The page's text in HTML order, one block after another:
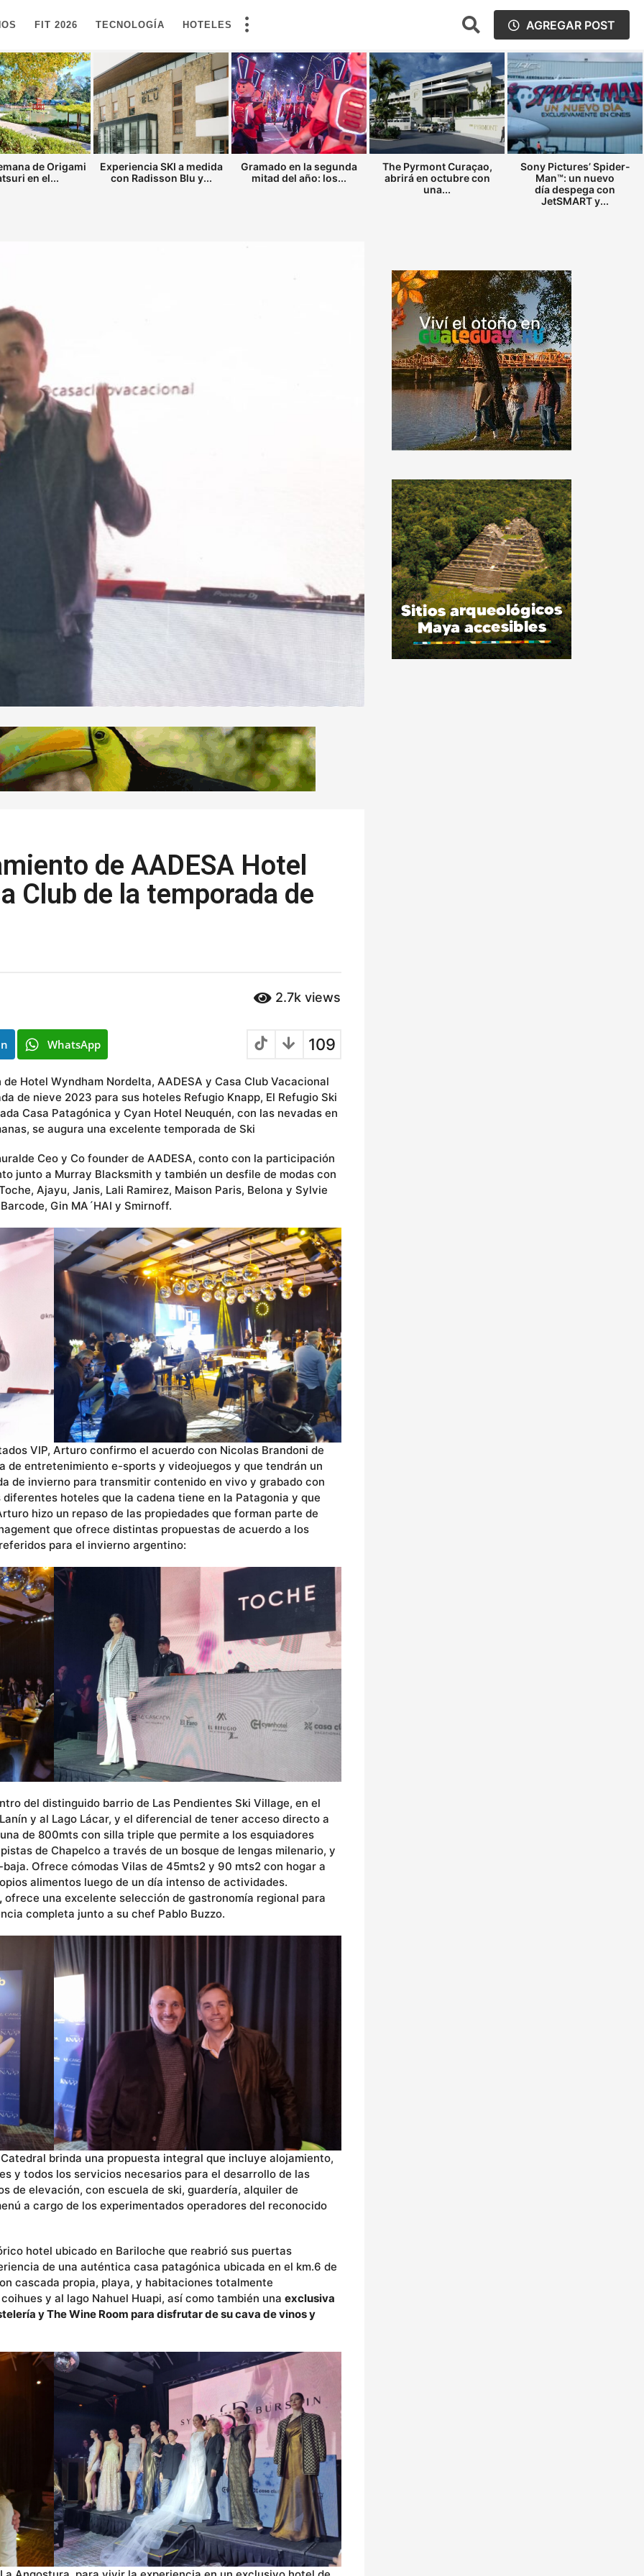
FIT 2026 TECNOLOGÍA HOTELES AGREGAR POST
de Origami
en el...
Experiencia SKI a medida
con Radisson Blu y...
Gramado en la segunda
mitad del año: los...
The Pyrmont Curaçao,
abrirá en octubre con
una...
Sony Pictures’ Spider-
Man™: un nuevo
día despega con
JetSMART y...
de AADESA Hotel
Club de la temporada de
2.7k views
WhatsApp 109
Hotel Wyndham Nordelta, AADESA y Casa Club Vacacional
de nieve 2023 para sus hoteles Refugio Knapp, El Refugio Ski
Casa Patagónica y Cyan Hotel Neuquén, con las nevadas en
se augura una excelente temporada de Ski
Ceo y Co founder de AADESA, conto con la participación
junto a Murray Blacksmith y también un desfile de modas con
Ajayu, Janis, Lali Ramirez, Maison Paris, Belona y Sylvie
Gin MA´HAI y Smirnoff.
VIP, Arturo confirmo el acuerdo con Nicolas Brandoni de
de entretenimiento e-sports y videojuegos y que tendrán un
de invierno para transmitir contenido en vivo y grabado con
hoteles que la cadena tiene en la Patagonia y que
hizo un repaso de las propiedades que forman parte de
que ofrece distintas propuestas de acuerdo a los
para el invierno argentino:
del distinguido barrio de Las Pendientes Ski Village, en el
y al Lago Lácar, y el diferencial de tener acceso directo a
de 800mts con silla triple que permite a los esquiadores
de Chapelco a través de un bosque de lengas milenario, y
Ofrece cómodas Vilas de 45mts2 y 90 mts2 con hogar a
alimentos luego de un día intenso de actividades.
ofrece una excelente selección de gastronomía regional para
completa junto a su chef Pablo Buzzo.
brinda una propuesta integral que incluye alojamiento,
y todos los servicios necesarios para el desarrollo de las
de elevación, con escuela de ski, guardería, alquiler de
a cargo de los experimentados operadores del reconocido
hotel ubicado en Bariloche que reabrió sus puertas
de una auténtica casa patagónica ubicada en el km.6 de
cascada propia, playa, y habitaciones totalmente
y al lago Nahuel Huapi, así como también una exclusiva
y The Wine Room para disfrutar de su cava de vinos y